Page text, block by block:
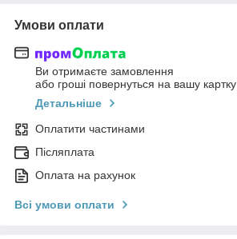
Умови оплати
Ви отримаєте замовлення
або гроші повернуться на вашу картку
Детальніше
Оплатити частинами
Післяплата
Оплата на рахунок
Всі умови оплати